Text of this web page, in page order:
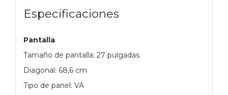
Especificaciones
Pantalla
Tamaño de pantalla: 27 pulgadas
Diagonal: 68,6 cm
Tipo de panel: VA